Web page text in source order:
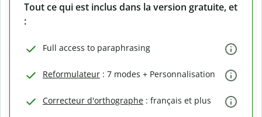
Tout ce qui est inclus dans la version gratuite, et
:
Full access to paraphrasing
Reformulateur : 7 modes + Personnalisation
Correcteur d'orthographe : français et plus